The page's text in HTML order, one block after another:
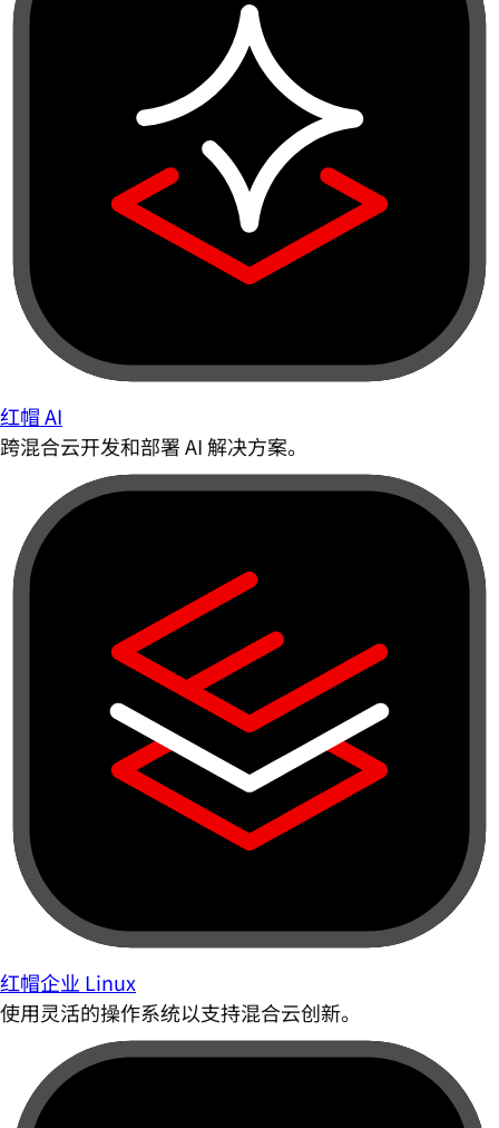
红帽 AI
跨混合云开发和部署 AI 解决方案。
红帽企业 Linux
使用灵活的操作系统以支持混合云创新。